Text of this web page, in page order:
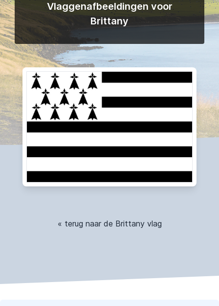
Vlaggenafbeeldingen voor
Brittany
« terug naar de Brittany vlag